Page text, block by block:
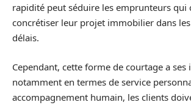
rapidité peut séduire les emprunteurs qui
concrétiser leur projet immobilier dans
délais.
Cependant, cette forme de courtage a ses
notamment en termes de service
accompagnement humain, les clients